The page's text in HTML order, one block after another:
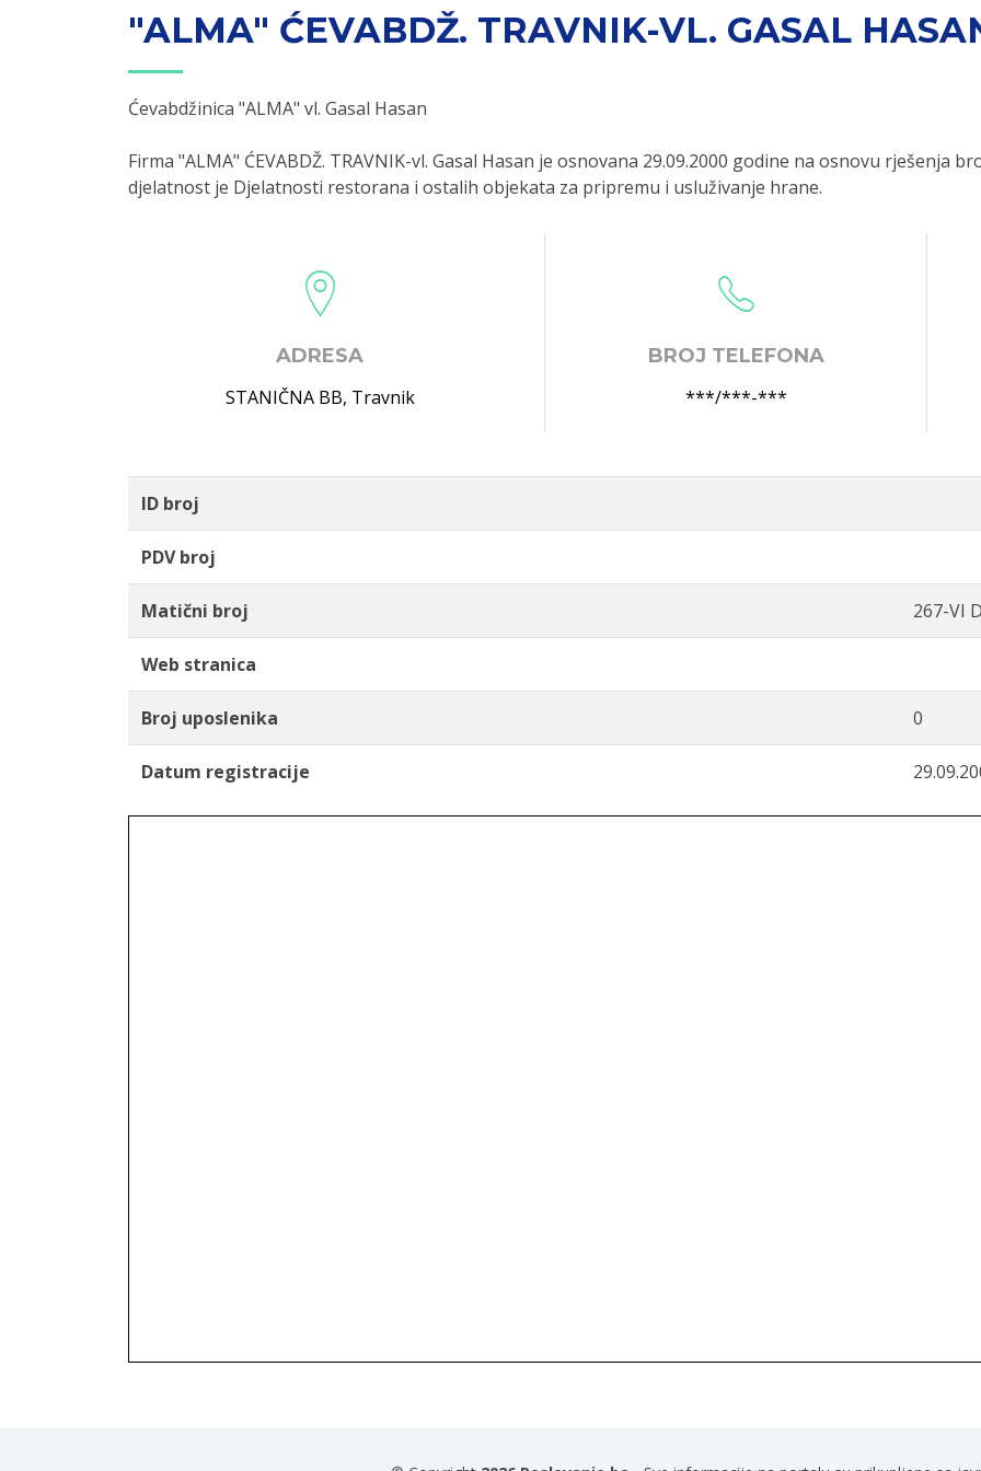
"ALMA" ĆEVABDŽ. TRAVNIK-VL. GASAL
Ćevabdžinica "ALMA" vl. Gasal Hasan
Firma "ALMA" ĆEVABDŽ. TRAVNIK-vl. Gasal Hasan je osnovana 29.09.2000 godine na osnovu rješenja
djelatnost je Djelatnosti restorana i ostalih objekata za pripremu i usluživanje hrane.
ADRESA
STANIČNA BB, Travnik
BROJ TELEFONA
***/***-***
ID broj
PDV broj
Matični broj 267-VI D
Web stranica
Broj uposlenika 0
Datum registracije